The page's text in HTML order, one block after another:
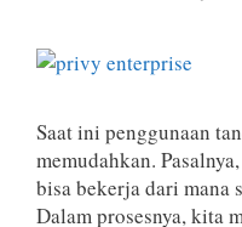
Saat ini penggunaan
memudahkan.
bisa bekerja dari mana
Dalam prosesnya, kita